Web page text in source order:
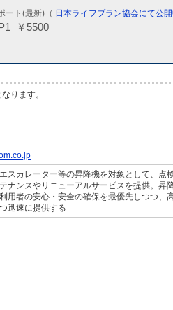
ート(最新)（ 日本ライフプラン協会にて公
￥5500
ります。
スカレーター等の昇降機を対象として、点
ナンスやリニューアルサービスを提供。昇
用者の安心・安全の確保を最優先しつつ、
迅速に提供する